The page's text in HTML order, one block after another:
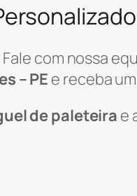
com nossa
– PE e receba
de paleteira e